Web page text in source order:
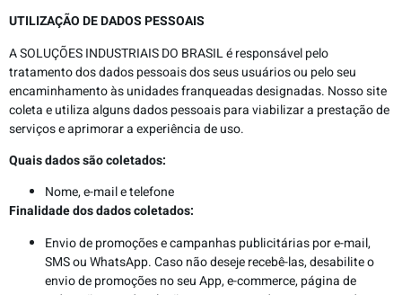
UTILIZAÇÃO DE DADOS PESSOAIS
A SOLUÇÕES INDUSTRIAIS DO BRASIL é responsável pelo
tratamento dos dados pessoais dos seus usuários ou pelo seu
encaminhamento às unidades franqueadas designadas. Nosso site
coleta e utiliza alguns dados pessoais para viabilizar a prestação de
serviços e aprimorar a experiência de uso.
Quais dados são coletados:
Nome, e-mail e telefone
Finalidade dos dados coletados:
Envio de promoções e campanhas publicitárias por e-mail,
SMS ou WhatsApp. Caso não deseje recebê-las, desabilite o
envio de promoções no seu App, e-commerce, página de